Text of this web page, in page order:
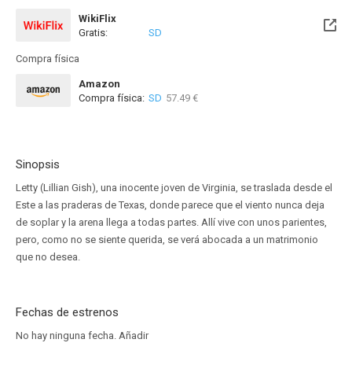
WikiFlix
Gratis:
SD
Compra física
Amazon
Compra física: SD 57.49 €
Sinopsis
Letty (Lillian Gish), una inocente joven de Virginia, se traslada desde el
Este a las praderas de Texas, donde parece que el viento nunca deja
de soplar y la arena llega a todas partes. Allí vive con unos parientes,
pero, como no se siente querida, se verá abocada a un matrimonio
que no desea.
Fechas de estrenos
No hay ninguna fecha. Añadir